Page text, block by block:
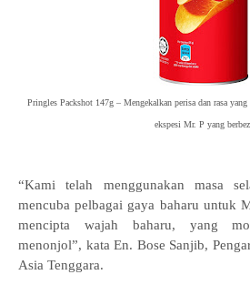
Pringles Packshot 147g – Mengekalkan perisa dan rasa
ekspesi Mr. P yang
“Kami telah menggunakan masa
mencuba pelbagai gaya baharu untuk
mencipta wajah baharu, yang
menonjol”, kata En. Bose Sanjib,
Asia Tenggara.